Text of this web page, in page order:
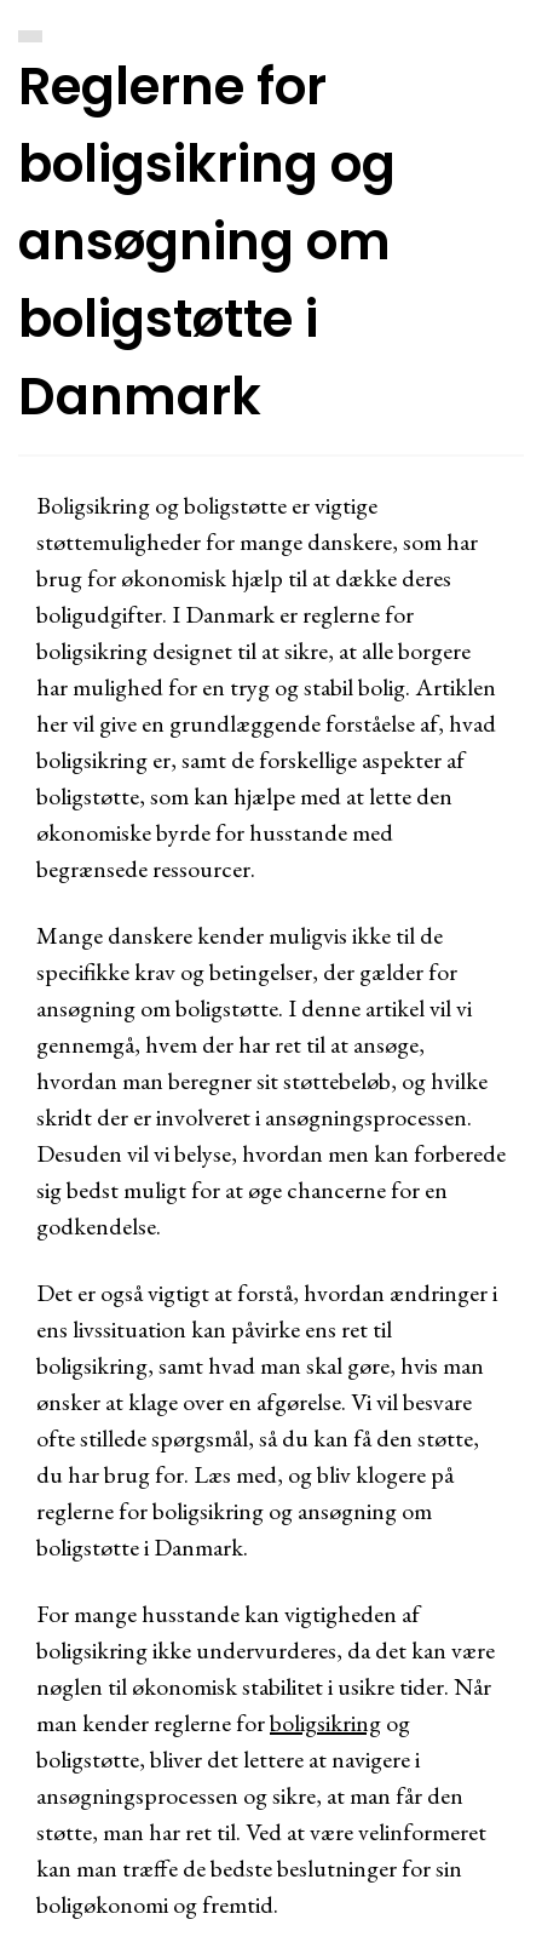
Reglerne for
boligsikring og
ansøgning om
boligstøtte i
Danmark
Boligsikring og boligstøtte er vigtige
støttemuligheder for mange danskere, som har
brug for økonomisk hjælp til at dække deres
boligudgifter. I Danmark er reglerne for
boligsikring designet til at sikre, at alle borgere
har mulighed for en tryg og stabil bolig. Artiklen
her vil give en grundlæggende forståelse af, hvad
boligsikring er, samt de forskellige aspekter af
boligstøtte, som kan hjælpe med at lette den
økonomiske byrde for husstande med
begrænsede ressourcer.
Mange danskere kender muligvis ikke til de
specifikke krav og betingelser, der gælder for
ansøgning om boligstøtte. I denne artikel vil vi
gennemgå, hvem der har ret til at ansøge,
hvordan man beregner sit støttebeløb, og hvilke
skridt der er involveret i ansøgningsprocessen.
Desuden vil vi belyse, hvordan men kan forberede
sig bedst muligt for at øge chancerne for en
godkendelse.
Det er også vigtigt at forstå, hvordan ændringer i
ens livssituation kan påvirke ens ret til
boligsikring, samt hvad man skal gøre, hvis man
ønsker at klage over en afgørelse. Vi vil besvare
ofte stillede spørgsmål, så du kan få den støtte,
du har brug for. Læs med, og bliv klogere på
reglerne for boligsikring og ansøgning om
boligstøtte i Danmark.
For mange husstande kan vigtigheden af
boligsikring ikke undervurderes, da det kan være
nøglen til økonomisk stabilitet i usikre tider. Når
man kender reglerne forboligsikringog
boligstøtte, bliver det lettere at navigere i
ansøgningsprocessen og sikre, at man får den
støtte, man har ret til. Ved at være velinformeret
kan man træffe de bedste beslutninger for sin
boligøkonomi og fremtid.